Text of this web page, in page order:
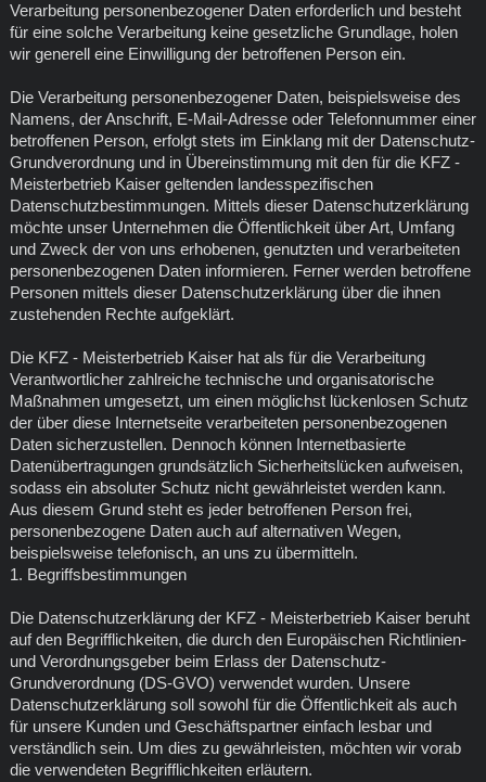
Verarbeitung personenbezogener Daten erforderlich und besteht
für eine solche Verarbeitung keine gesetzliche Grundlage, holen
wir generell eine Einwilligung der betroffenen Person ein.
Die Verarbeitung personenbezogener Daten, beispielsweise des
Namens, der Anschrift, E-Mail-Adresse oder Telefonnummer einer
betroffenen Person, erfolgt stets im Einklang mit der Datenschutz-
Grundverordnung und in Übereinstimmung mit den für die KFZ -
Meisterbetrieb Kaiser geltenden landesspezifischen
Datenschutzbestimmungen. Mittels dieser Datenschutzerklärung
möchte unser Unternehmen die Öffentlichkeit über Art, Umfang
und Zweck der von uns erhobenen, genutzten und verarbeiteten
personenbezogenen Daten informieren. Ferner werden betroffene
Personen mittels dieser Datenschutzerklärung über die ihnen
zustehenden Rechte aufgeklärt.
Die KFZ - Meisterbetrieb Kaiser hat als für die Verarbeitung
Verantwortlicher zahlreiche technische und organisatorische
Maßnahmen umgesetzt, um einen möglichst lückenlosen Schutz
der über diese Internetseite verarbeiteten personenbezogenen
Daten sicherzustellen. Dennoch können Internetbasierte
Datenübertragungen grundsätzlich Sicherheitslücken aufweisen,
sodass ein absoluter Schutz nicht gewährleistet werden kann.
Aus diesem Grund steht es jeder betroffenen Person frei,
personenbezogene Daten auch auf alternativen Wegen,
beispielsweise telefonisch, an uns zu übermitteln.
1. Begriffsbestimmungen
Die Datenschutzerklärung der KFZ - Meisterbetrieb Kaiser beruht
auf den Begrifflichkeiten, die durch den Europäischen Richtlinien-
und Verordnungsgeber beim Erlass der Datenschutz-
Grundverordnung (DS-GVO) verwendet wurden. Unsere
Datenschutzerklärung soll sowohl für die Öffentlichkeit als auch
für unsere Kunden und Geschäftspartner einfach lesbar und
verständlich sein. Um dies zu gewährleisten, möchten wir vorab
die verwendeten Begrifflichkeiten erläutern.